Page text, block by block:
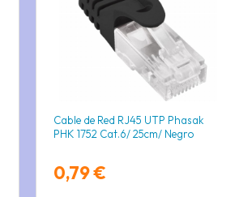
Cable de Red RJ45 UTP Phasak
PHK 1752 Cat.6/ 25cm/ Negro
0,79 €